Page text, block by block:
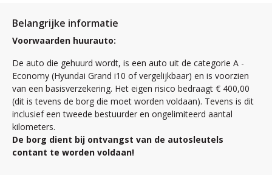
Belangrijke informatie
Voorwaarden huurauto:
De auto die gehuurd wordt, is een auto uit de categorie A -
Economy (Hyundai Grand i10 of vergelijkbaar) en is voorzien
van een basisverzekering. Het eigen risico bedraagt € 400,00
(dit is tevens de borg die moet worden voldaan). Tevens is dit
inclusief een tweede bestuurder en ongelimiteerd aantal
kilometers.
De borg dient bij ontvangst van de autosleutels
contant te worden voldaan!